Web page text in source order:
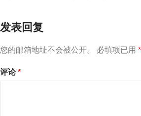
发表回复
您的邮箱地址不会被公开。 必填项已用 *
评论*